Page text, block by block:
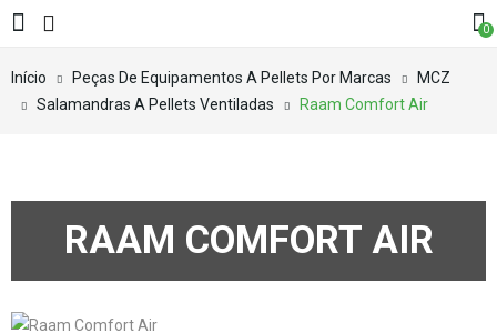
0
Início Peças De Equipamentos A Pellets Por Marcas
MCZ
Salamandras A Pellets Ventiladas
Raam Comfort Air
RAAM COMFORT AIR